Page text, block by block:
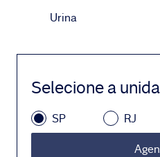
Urina
Selecione a
SP RJ